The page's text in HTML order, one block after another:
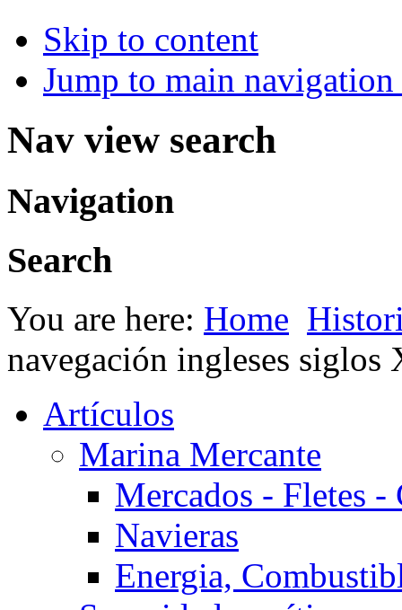
Skip to content
Jump to main
Nav view search
Navigation
Search
You are here: Home
navegación ingleses
Artículos
Marina Mercante
Mercados - Fletes -
Navieras
Energia,